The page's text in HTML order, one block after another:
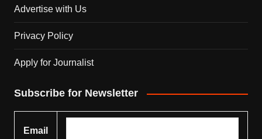
Advertise with Us
Privacy Policy
Apply for Journalist
Subscribe for Newsletter
Email